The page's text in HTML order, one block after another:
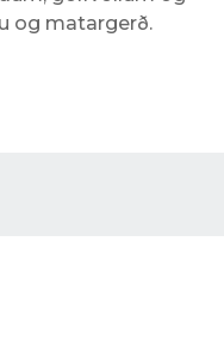
og matargerð.